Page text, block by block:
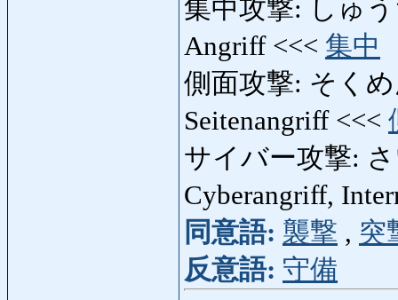
集中攻撃: しゅ
Angriff <<< 集中
側面攻撃: そく
Seitenangriff <<<
サイバー攻撃:
Cyberangriff,
同意語: 襲撃 , 突
反意語: 守備